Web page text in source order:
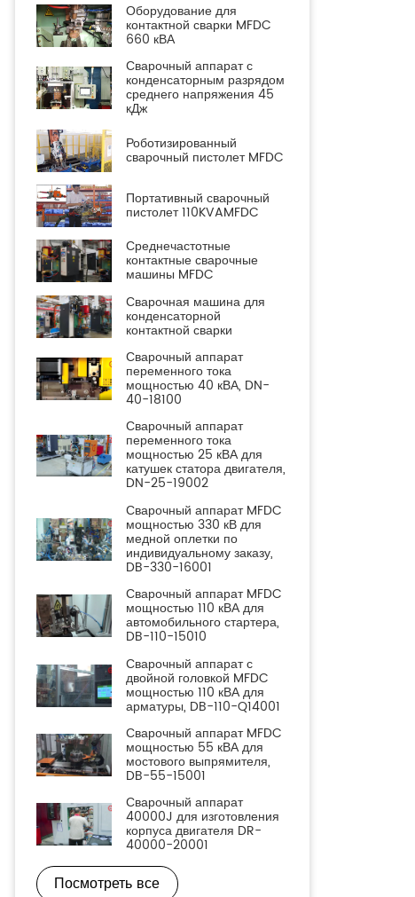
Оборудование для
контактной сварки MFDC
660 кВА
Сварочный аппарат с
конденсаторным разрядом
среднего напряжения 45
кДж
Роботизированный
сварочный пистолет MFDC
Портативный сварочный
пистолет 110KVAMFDC
Среднечастотные
контактные сварочные
машины MFDC
Сварочная машина для
конденсаторной
контактной сварки
Сварочный аппарат
переменного тока
мощностью 40 кВА, DN-
40-18100
Сварочный аппарат
переменного тока
мощностью 25 кВА для
катушек статора двигателя,
DN-25-19002
Сварочный аппарат MFDC
мощностью 330 кВ для
медной оплетки по
индивидуальному заказу,
DB-330-16001
Сварочный аппарат MFDC
мощностью 110 кВА для
автомобильного стартера,
DB-110-15010
Сварочный аппарат с
двойной головкой MFDC
мощностью 110 кВА для
арматуры, DB-110-Q14001
Сварочный аппарат MFDC
мощностью 55 кВА для
мостового выпрямителя,
DB-55-15001
Сварочный аппарат
40000J для изготовления
корпуса двигателя DR-
40000-20001
Посмотреть все